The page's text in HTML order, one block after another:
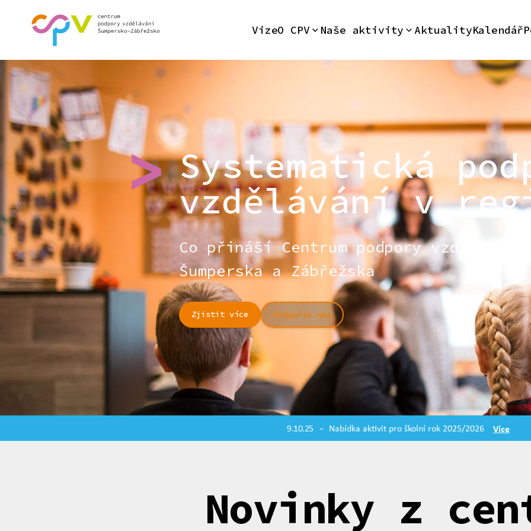
VizeO CPV Naše aktivity AktualityKalendář
Systematická
vzdělávání v
Co přináší Centrum podpory
Šumperska a Zábřežska
Zjistit více Podpořte nás
9.10.25 - Nabídka aktivit pro školní rok 2025/2026 Více
Novinky z